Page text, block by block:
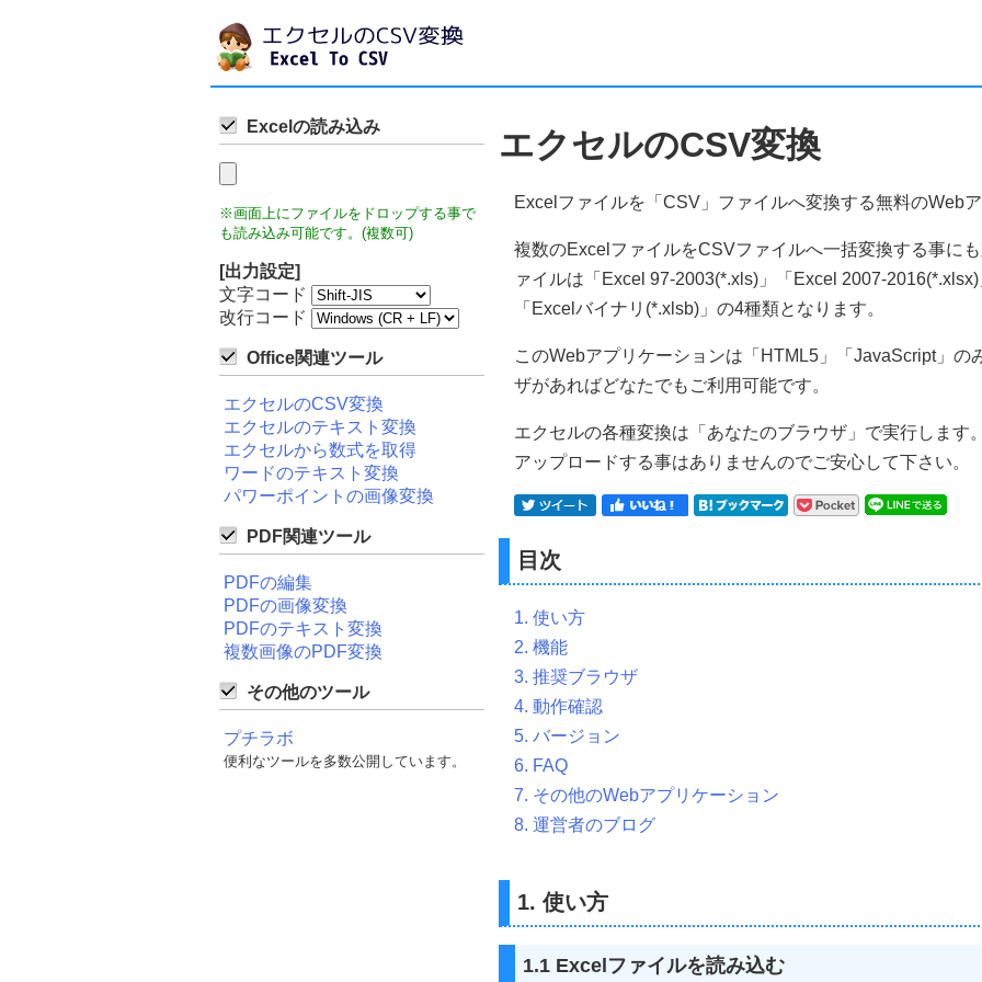
Excelの読み込み
※画面上にファイルをドロップする事で
も読み込み可能です。(複数可)
[出力設定]
文字コード
改行コード
Office関連ツール
エクセルのCSV変換
エクセルのテキスト変換
エクセルから数式を取得
ワードのテキスト変換
パワーポイントの画像変換
PDF関連ツール
PDFの編集
PDFの画像変換
PDFのテキスト変換
複数画像のPDF変換
その他のツール
プチラボ
便利なツールを多数公開しています。
エクセルのCSV変換
Excelファイルを「CSV」ファイルへ変換する無料のWeb
複数のExcelファイルをCSVファイルへ一括変換する事に
ァイルは「Excel 97-2003(*.xls)」「Excel 2007-
「Excelバイナリ(*.xlsb)」の4種類となります。
このWebアプリケーションは「HTML5」「JavaScript」の
ザがあればどなたでもご利用可能です。
エクセルの各種変換は「あなたのブラウザ」で実行します
アップロードする事はありませんのでご安心して下さい。
目次
1. 使い方
2. 機能
3. 推奨ブラウザ
4. 動作確認
5. バージョン
6. FAQ
7. その他のWebアプリケーション
8. 運営者のブログ
1. 使い方
1.1 Excelファイルを読み込む